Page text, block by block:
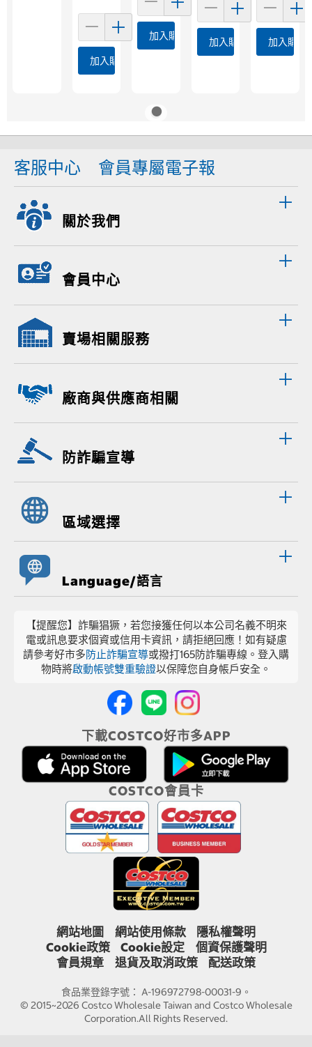
加入購物車
加入購物車 加入購物車 加入購物
客服中心 會員專屬電子報
關於我們
會員中心
賣場相關服務
廠商與供應商相關
防詐騙宣導
區域選擇
Language/語言
【提醒您】詐騙猖獗，若您接獲任何以本公司名義不明來
電或訊息要求個資或信用卡資訊，請拒絕回應！如有疑慮
請參考好市多防止詐騙宣導或撥打165防詐騙專線。登入購
物時將啟動帳號雙重驗證以保障您自身帳戶安全。
下載COSTCO好市多APP
COSTCO會員卡
網站地圖 網站使用條款
隱私權聲明
Cookie政策
Cookie設定
個資保護聲明
會員規章
退貨及取消政策 配送政策
食品業登錄字號： A-196972798-00031-9。
© 2015~2026 Costco Wholesale Taiwan and Costco Wholesale
Corporation.All Rights Reserved.